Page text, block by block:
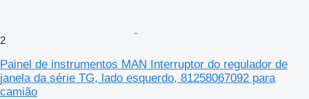
2
Painel de instrumentos MAN Interruptor do regulador de
janela da série TG, lado esquerdo, 81258067092 para
camião